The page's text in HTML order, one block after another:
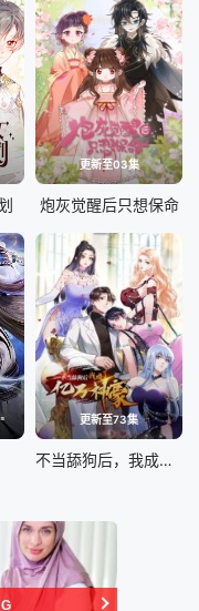
更新至03集
炮灰觉醒后只想保命
更新至73集
不当舔狗后，我成了亿万神豪